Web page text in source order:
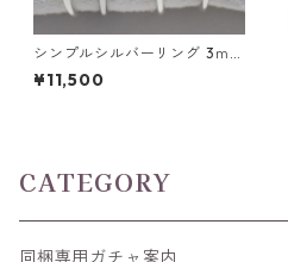
シンプルシルバーリング 3ｍｍ
9号/11号
¥11,500
CATEGORY
同梱専用ガチャ案内